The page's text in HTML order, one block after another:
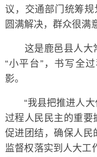
议，交通部门统筹规
圆满解决，群众很满
这是鹿邑县人大
“小平台”，书写全
影。
“我县把推进人大
过程人民民主的重要
促进团结，确保人民
监督权落实到人大工